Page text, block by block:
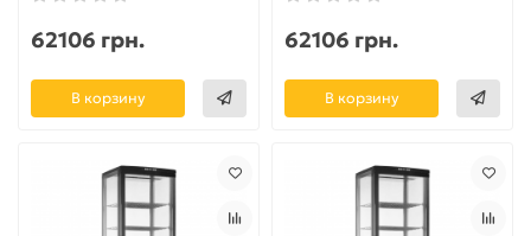
62106 грн.
В корзину
62106 грн.
В корзину